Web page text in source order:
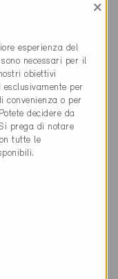
×
esperienza del
necessari per il
obiettivi
per
convenienza o per
decidere da
prega di notare
tutte le